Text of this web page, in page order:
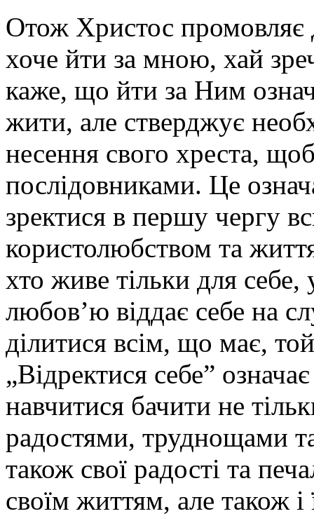
Отож Христос промовляє
хоче йти за мною, хай
каже, що йти за Ним
жити, але стверджує
несення свого хреста,
послідовниками. Це
зректися в першу чергу
користолюбством та
хто живе тільки для себе,
любов’ю віддає себе на
ділитися всім, що має,
„Відректися себе”
навчитися бачити не
радостями, труднощами
також свої радості та
своїм життям, але також